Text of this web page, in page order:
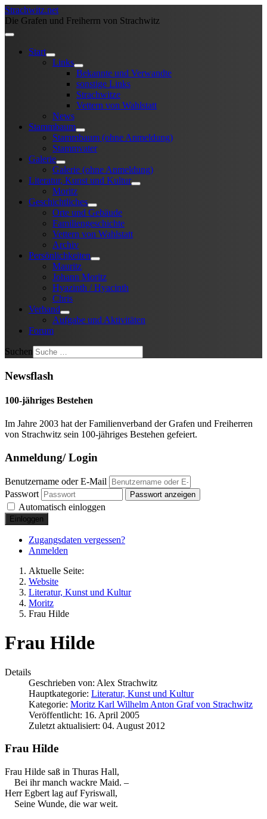
Strachwitz.net
Die Grafen und Freiherrn von Strachwitz
Start
Links
Bekannte und Verwandte
sonstige Links
Strachwitze
Vettern von Wahlstatt
News
Stammbaum
Stammbaum (ohne Anmeldung)
Stammvater
Galerie
Galerie (ohne Anmeldung)
Literatur, Kunst und Kultur
Moritz
Geschichtliches
Orte und Gebäude
Familiengeschichte
Vettern von Wahlstatt
Archiv
Persönlichkeiten
Mauritz
Johann Moritz
Hyazinth / Hyacinth
Chris
Verband
Aufgabe und Aktivitäten
Forum
Suchen
Newsflash
100-jähriges Bestehen
Im Jahre 2003 hat der Familienverband der Grafen und Freiherren
von Strachwitz sein 100-jähriges Bestehen gefeiert.
Anmeldung/ Login
Benutzername oder E-Mail
Passwort
Passwort anzeigen
Automatisch einloggen
Einloggen
Zugangsdaten vergessen?
Anmelden
Aktuelle Seite:
Website
Literatur, Kunst und Kultur
Moritz
Frau Hilde
Frau Hilde
Details
Geschrieben von: Alex Strachwitz
Hauptkategorie: Literatur, Kunst und Kultur
Kategorie: Moritz Karl Wilhelm Anton Graf von Strachwitz
Veröffentlicht: 16. April 2005
Zuletzt aktualisiert: 04. August 2012
Frau Hilde
Frau Hilde saß in Thuras Hall,
Bei ihr manch wackre Maid. –
Herr Egbert lag auf Fyriswall,
Seine Wunde, die war weit.